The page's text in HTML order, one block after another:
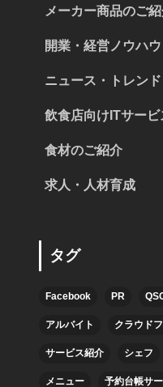
メーカー商品のご
開業・経営ノウハウ
ニュース・トレンド
飲食店向けITサービ
食材のご紹介
求人・人材育成
タグ
Facebook PR
アルバイト クラウド
サービス紹介 シェフ
メニュー 予約台帳サ